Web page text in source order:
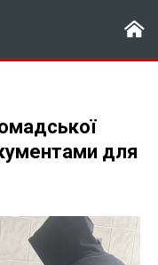
для